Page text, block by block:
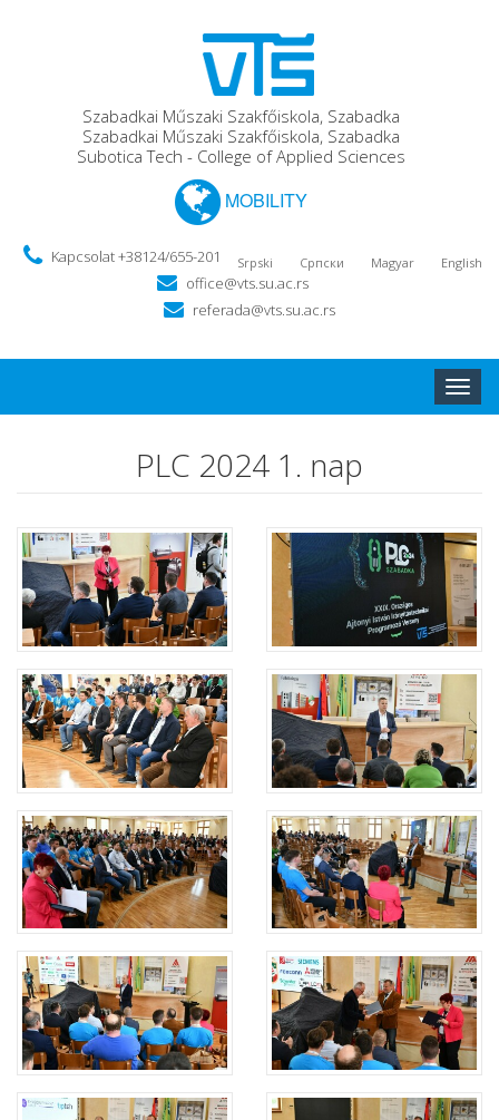
Szabadkai Műszaki Szakfőiskola, Szabadka
Szabadkai Műszaki Szakfőiskola, Szabadka
Subotica Tech - College of Applied Sciences
MOBILITY
Srpski Српски Magyar English
Kapcsolat +38124/655-201
office@vts.su.ac.rs
referada@vts.su.ac.rs
Toggle
PLC 2024 1. nap